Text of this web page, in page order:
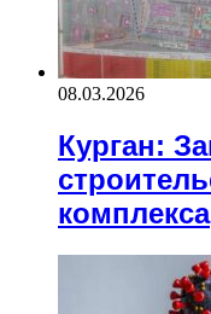
08.03.2026
Курган:
комплекса